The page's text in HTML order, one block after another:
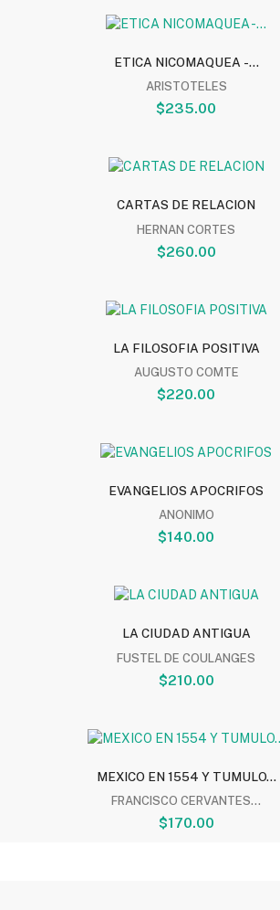
ETICA NICOMAQUEA -...
ARISTOTELES
$235.00
CARTAS DE RELACION
HERNAN CORTES
$260.00
LA FILOSOFIA POSITIVA
AUGUSTO COMTE
$220.00
EVANGELIOS APOCRIFOS
ANONIMO
$140.00
LA CIUDAD ANTIGUA
FUSTEL DE COULANGES
$210.00
MEXICO EN 1554 Y TUMULO...
FRANCISCO CERVANTES...
$170.00